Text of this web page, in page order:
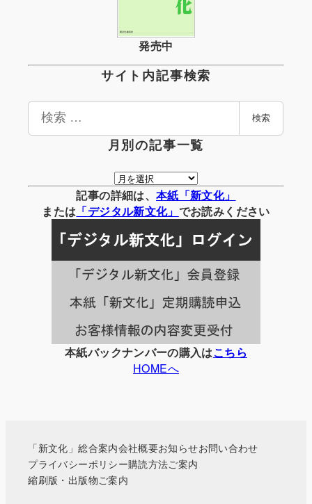
発売中
サイト内記事検索
検
検索
月別の記事一覧
月
別
の
事
一
覧
記事の詳細は、 本紙「新文化」
または 「デジタル新文化」 でお読みください
本紙バックナンバーの購入はこちら
HOMEへ
「新文化」総合案内会社概要お知らせお問い合わせ
プライバシーポリシー購読方法ご案内
縮刷版・出版物ご案内